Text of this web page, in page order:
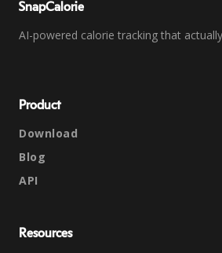
SnapCalorie
AI-powered calorie tracking that
Product
Download
Blog
API
Resources